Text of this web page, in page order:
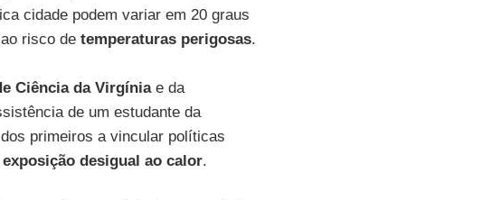
cidade podem variar em 20 graus
risco de temperaturas perigosas.
Ciência da Virgíniae da
de um estudante da
primeiros a vincular políticas
exposição desigual ao calor.